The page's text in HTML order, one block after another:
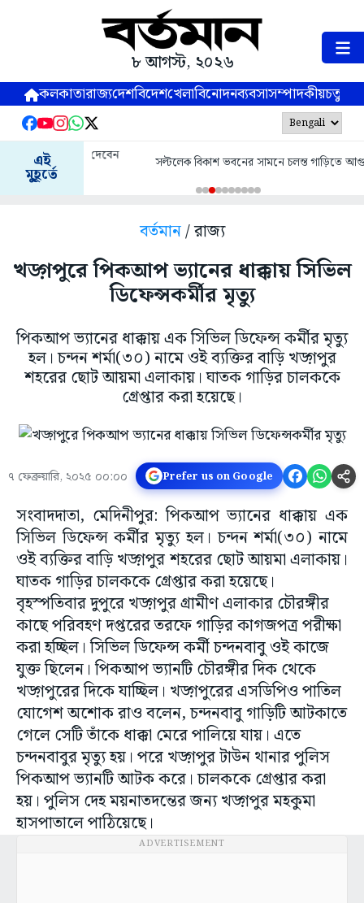
৮ আগস্ট, ২০২৬
কলকাতারাজ্যদেশবিদেশখেলাবিনোদনব্যবসাসম্পাদকীয়
এই
মুহূর্তে
সল্টলেক বিকাশ ভবনের সামনে চলন্ত গাড়িতে আগুন
বর্তমান/ রাজ্য
খড়্গপুরে পিকআপ ভ্যানের ধাক্কায় সিভিল
ডিফেন্সকর্মীর মৃত্যু
পিকআপ ভ্যানের ধাক্কায় এক সিভিল ডিফেন্স কর্মীর মৃত্যু
হল। চন্দন শর্মা(৩০) নামে ওই ব্যক্তির বাড়ি খড়্গপুর
শহরের ছোট আয়মা এলাকায়। ঘাতক গাড়ির চালককে
গ্রেপ্তার করা হয়েছে।
৭ ফেব্রুয়ারি, ২০২৫ ০০:০০ Prefer us on Google
সংবাদদাতা, মেদিনীপুর: পিকআপ ভ্যানের ধাক্কায় এক
সিভিল ডিফেন্স কর্মীর মৃত্যু হল। চন্দন শর্মা(৩০) নামে
ওই ব্যক্তির বাড়ি খড়্গপুর শহরের ছোট আয়মা এলাকায়।
ঘাতক গাড়ির চালককে গ্রেপ্তার করা হয়েছে।
বৃহস্পতিবার দুপুরে খড়্গপুর গ্রামীণ এলাকার চৌরঙ্গীর
কাছে পরিবহণ দপ্তরের তরফে গাড়ির কাগজপত্র পরীক্ষা
করা হচ্ছিল। সিভিল ডিফেন্স কর্মী চন্দনবাবু ওই কাজে
যুক্ত ছিলেন। পিকআপ ভ্যানটি চৌরঙ্গীর দিক থেকে
খড়্গপুরের দিকে যাচ্ছিল। খড়্গপুরের এসডিপিও পাতিল
যোগেশ অশোক রাও বলেন, চন্দনবাবু গাড়িটি আটকাতে
গেলে সেটি তাঁকে ধাক্কা মেরে পালিয়ে যায়। এতে
চন্দনবাবুর মৃত্যু হয়। পরে খড়্গপুর টাউন থানার পুলিস
পিকআপ ভ্যানটি আটক করে। চালককে গ্রেপ্তার করা
হয়। পুলিস দেহ ময়নাতদন্তের জন্য খড়্গপুর মহকুমা
হাসপাতালে পাঠিয়েছে।
ADVERTISEMENT